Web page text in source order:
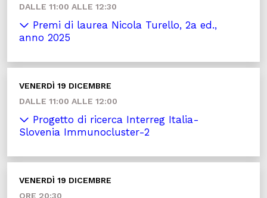
DALLE 11:00 ALLE 12:30
Premi di laurea Nicola Turello, 2a ed.,
anno 2025
VENERDÌ 19 DICEMBRE
DALLE 11:00 ALLE 12:00
Progetto di ricerca Interreg Italia-
Slovenia Immunocluster-2
VENERDÌ 19 DICEMBRE
ORE 20:30